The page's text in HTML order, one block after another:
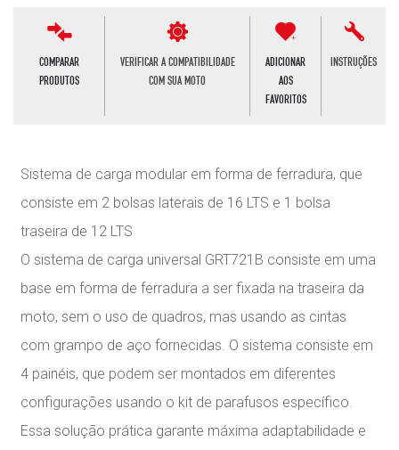
COMPARAR
PRODUTOS
VERIFICAR A COMPATIBILIDADE
COM SUA MOTO
ADICIONAR
AOS
FAVORITOS
INSTRUÇÕES
Sistema de carga modular em forma de ferradura, que
consiste em 2 bolsas laterais de 16 LTS e 1 bolsa
traseira de 12 LTS
O sistema de carga universal GRT721B consiste em uma
base em forma de ferradura a ser fixada na traseira da
moto, sem o uso de quadros, mas usando as cintas
com grampo de aço fornecidas. O sistema consiste em
4 painéis, que podem ser montados em diferentes
configurações usando o kit de parafusos específico.
Essa solução prática garante máxima adaptabilidade e